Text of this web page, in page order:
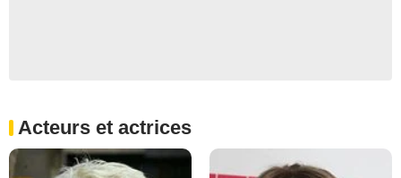
Acteurs et actrices